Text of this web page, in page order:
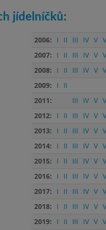
jídelníčků:
2006: I II III IV V
2007:
I II III IV V
2008:
I II III IV V
2009:
I
II
2011:
III IV V
2012:
I II III IV V
2013:
I II III IV V
2014:
I II III IV V
2015:
I II III IV V
2016:
I II III IV V
2017:
I II III IV V
2018:
I II III IV V
2019:
I II III IV V